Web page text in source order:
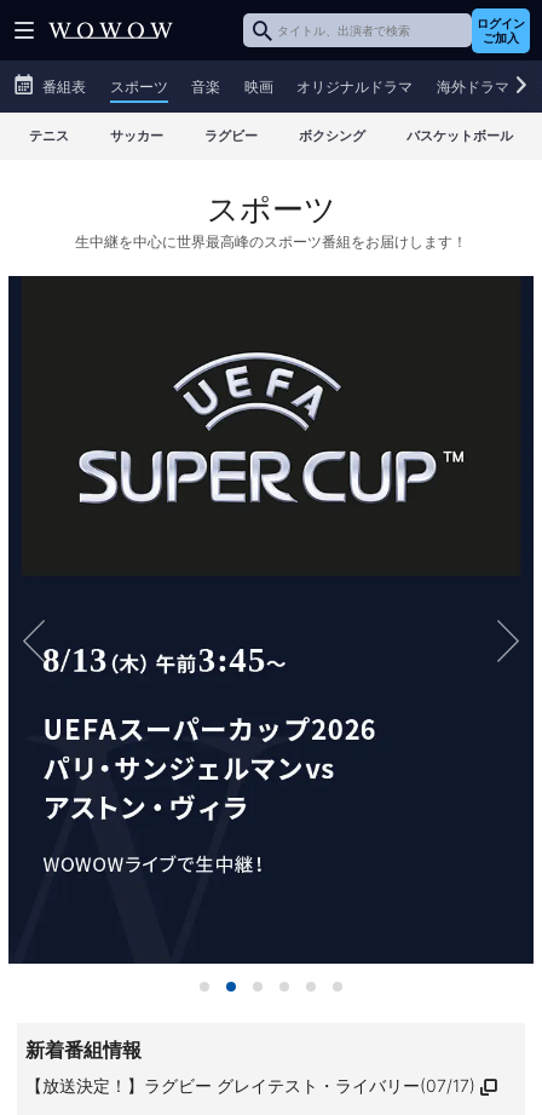
ログイン
ご加入
番組表 スポーツ 音楽 映画 オリジナルドラマ 海外ドラマ
テニス サッカー ラグビー ボクシング バスケットボール
スポーツ
生中継を中心に世界最高峰のスポーツ番組をお届けします！
新着番組情報
【放送決定！】ラグビー グレイテスト・ライバリー(07/17)